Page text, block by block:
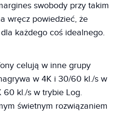
swobody przy takim
wręcz powiedzieć, że
każdego coś idealnego.
celują w inne grupy
w 4K i 30/60 kl./s w
60 kl./s w trybie Log.
świetnym rozwiązaniem